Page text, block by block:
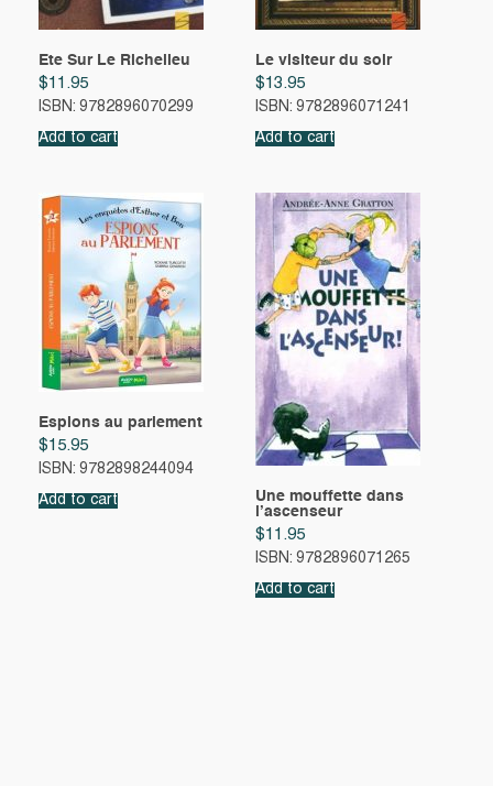
Ete Sur Le Richelieu
$11.95
ISBN: 9782896070299
Add to cart
Le visiteur du soir
$13.95
ISBN: 9782896071241
Add to cart
Espions au parlement
$15.95
ISBN: 9782898244094
Add to cart
Une mouffette dans
l’ascenseur
$11.95
ISBN: 9782896071265
Add to cart